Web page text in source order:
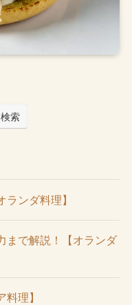
検索
ンダ料理】
まで解説！【オランダ
理】